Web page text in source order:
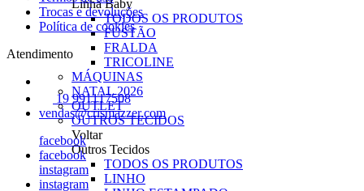
Linha Baby
TODOS OS PRODUTOS
FUSTÃO
FRALDA
TRICOLINE
MÁQUINAS
NATAL 2026
OUTLET
OUTROS TECIDOS
Voltar
Outros Tecidos
TODOS OS PRODUTOS
LINHO
Trocas e devoluções
Política de cookies
Atendimento
19 991117508
vendas@crismazzer.com
facebook
facebook
instagram
instagram